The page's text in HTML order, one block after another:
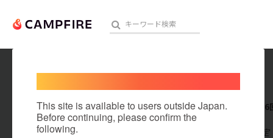
人気のプロジェクト 注目の
This site is available to users outside Japan.
Before continuing, please confirm the
following.
これまでに6
在住国：未設定